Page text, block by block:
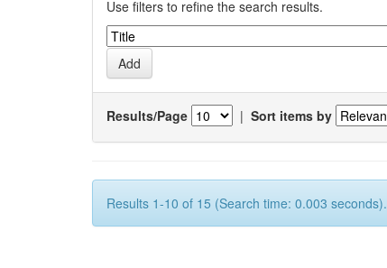
Use filters to refine the search results.
Results/Page | Sort items by
Results 1-10 of 15 (Search time: 0.003 seconds).